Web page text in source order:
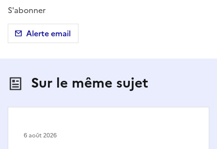
S'abonner
Alerte email
Sur le même sujet
6 août 2026